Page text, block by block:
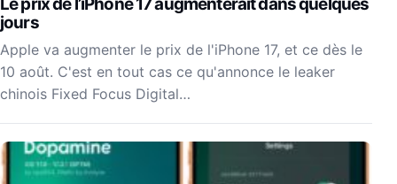
jours
Apple va augmenter le prix de l'iPhone 17, et ce dès le
10 août. C'est en tout cas ce qu'annonce le leaker
chinois Fixed Focus Digital…